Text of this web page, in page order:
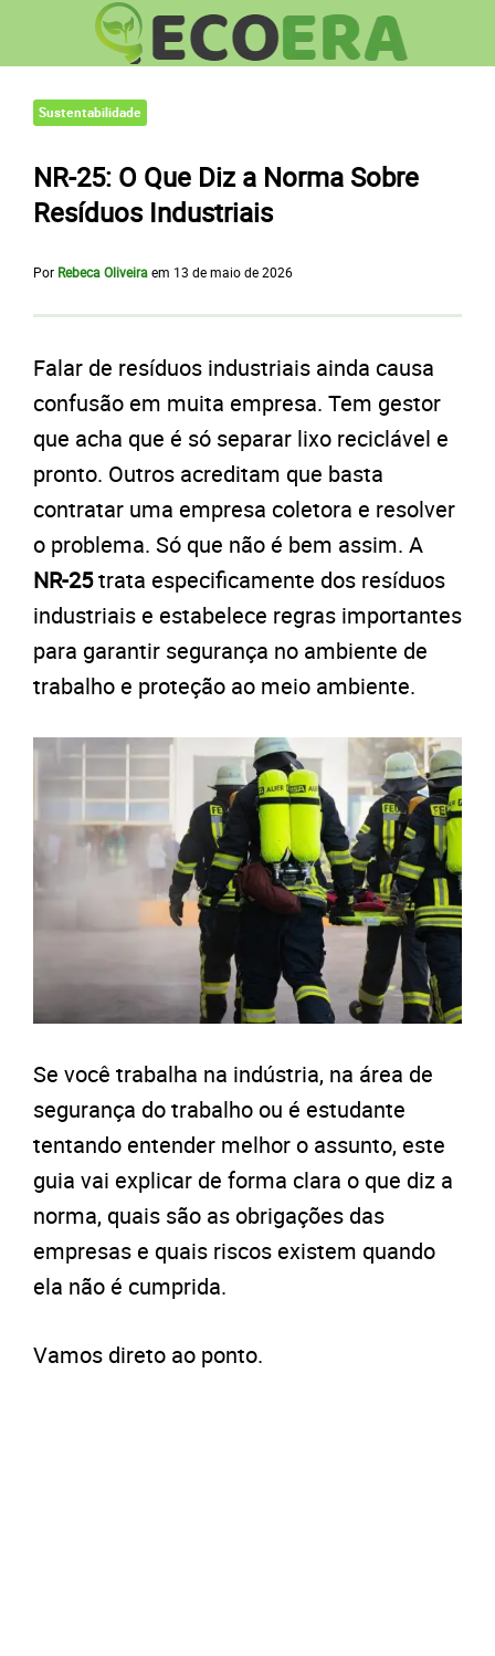
Sustentabilidade
NR-25: O Que Diz a Norma Sobre
Resíduos Industriais
Por Rebeca Oliveiraem 13 de maio de 2026
Falar de resíduos industriais ainda causa
confusão em muita empresa. Tem gestor
que acha que é só separar lixo reciclável e
pronto. Outros acreditam que basta
contratar uma empresa coletora e resolver
o problema. Só que não é bem assim. A
NR-25trata especificamente dos resíduos
industriais e estabelece regras importantes
para garantir segurança no ambiente de
trabalho e proteção ao meio ambiente.
Se você trabalha na indústria, na área de
segurança do trabalho ou é estudante
tentando entender melhor o assunto, este
guia vai explicar de forma clara o que diz a
norma, quais são as obrigações das
empresas e quais riscos existem quando
ela não é cumprida.
Vamos direto ao ponto.